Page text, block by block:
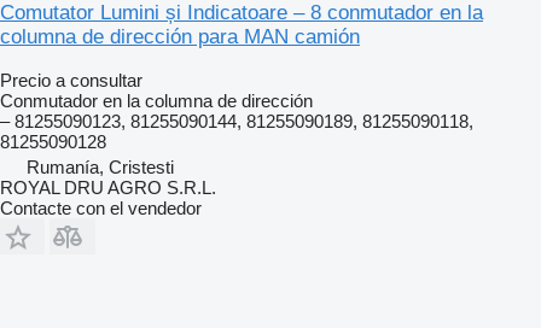
Comutator Lumini și Indicatoare – 8 conmutador en la
columna de dirección para MAN camión
Precio a consultar
Conmutador en la columna de dirección
– 81255090123, 81255090144, 81255090189, 81255090118,
81255090128
Rumanía, Cristesti
ROYAL DRU AGRO S.R.L.
Contacte con el vendedor